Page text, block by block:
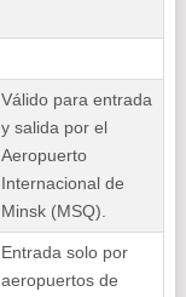
Válido para entrada
y salida por el
Aeropuerto
Internacional de
Minsk (MSQ).
Entrada solo por
aeropuertos de